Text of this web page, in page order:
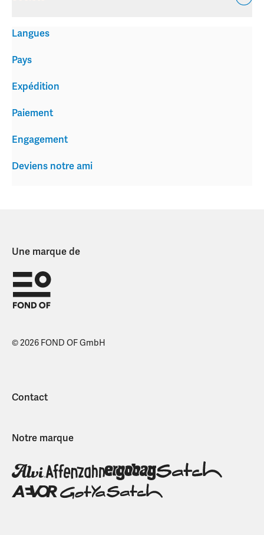
Expédition
Paiement
Engagement
Deviens notre ami
Langues
Pays
Une marque de
© 2026 FOND OF GmbH
Contact
Notre marque